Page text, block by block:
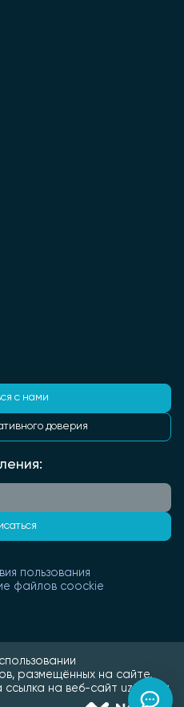
с нами
доверия
пользования
файлов coockie
размещённых на сайте,
ссылка на веб-сайт uztmk.uz